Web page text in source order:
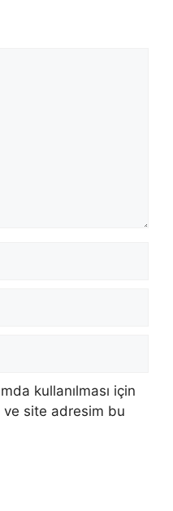
kullanılması için
ve site adresim bu